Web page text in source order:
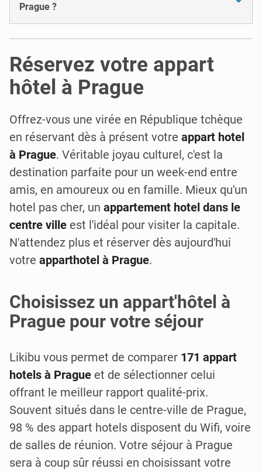
Prague ?
Réservez votre appart
hôtel à Prague
Offrez-vous une virée en République tchèque
en réservant dès à présent votre appart hotel
à Prague. Véritable joyau culturel, c'est la
destination parfaite pour un week-end entre
amis, en amoureux ou en famille. Mieux qu'un
hotel pas cher, un appartement hotel dans le
centre ville est l'idéal pour visiter la capitale.
N'attendez plus et réserver dès aujourd'hui
votre apparthotel à Prague.
Choisissez un appart'hôtel à
Prague pour votre séjour
Likibu vous permet de comparer 171 appart
hotels à Prague et de sélectionner celui
offrant le meilleur rapport qualité-prix.
Souvent situés dans le centre-ville de Prague,
98 % des appart hotels disposent du Wifi, voire
de salles de réunion. Votre séjour à Prague
sera à coup sûr réussi en choisissant votre